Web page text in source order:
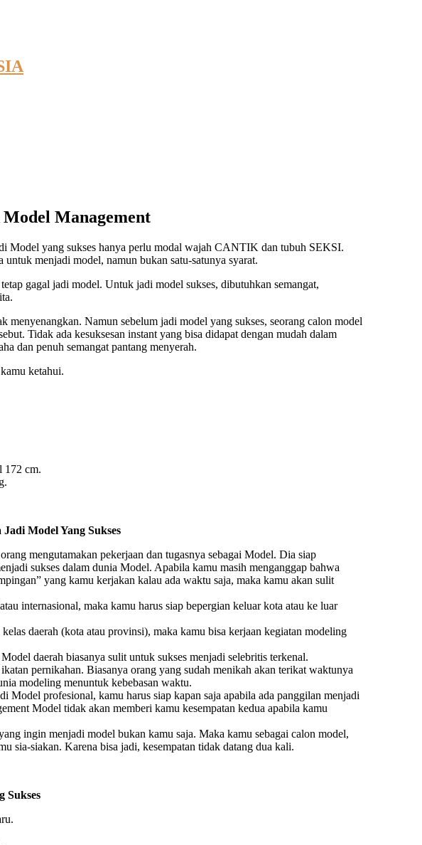
Management
Model yang sukses hanya perlu modal wajah CANTIK dan tubuh SEKSI.
menjadi model, namun bukan satu-satunya syarat.
gagal jadi model. Untuk jadi model sukses, dibutuhkan semangat,
menyenangkan. Namun sebelum jadi model yang sukses, seorang calon model
Tidak ada kesuksesan instant yang bisa didapat dengan mudah dalam
dan penuh semangat pantang menyerah.
ketahui.
172 cm.
Model Yang Sukses
mengutamakan pekerjaan dan tugasnya sebagai Model. Dia siap
sukses dalam dunia Model. Apabila kamu masih menganggap bahwa
yang kamu kerjakan kalau ada waktu saja, maka kamu akan sulit
internasional, maka kamu harus siap bepergian keluar kota atau ke luar
daerah (kota atau provinsi), maka kamu bisa kerjaan kegiatan modeling
daerah biasanya sulit untuk sukses menjadi selebritis terkenal.
pernikahan. Biasanya orang yang sudah menikah akan terikat waktunya
modeling menuntuk kebebasan waktu.
Model profesional, kamu harus siap kapan saja apabila ada panggilan menjadi
Model tidak akan memberi kamu kesempatan kedua apabila kamu
ingin menjadi model bukan kamu saja. Maka kamu sebagai calon model,
sia-siakan. Karena bisa jadi, kesempatan tidak datang dua kali.
Sukses